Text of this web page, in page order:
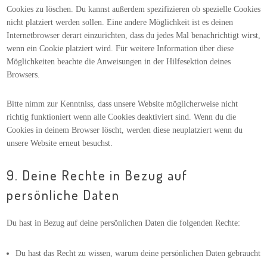
Cookies zu löschen. Du kannst außerdem spezifizieren ob spezielle Cookies
nicht platziert werden sollen. Eine andere Möglichkeit ist es deinen
Internetbrowser derart einzurichten, dass du jedes Mal benachrichtigt wirst,
wenn ein Cookie platziert wird. Für weitere Information über diese
Möglichkeiten beachte die Anweisungen in der Hilfesektion deines
Browsers.
Bitte nimm zur Kenntniss, dass unsere Website möglicherweise nicht
richtig funktioniert wenn alle Cookies deaktiviert sind. Wenn du die
Cookies in deinem Browser löscht, werden diese neuplatziert wenn du
unsere Website erneut besuchst.
9. Deine Rechte in Bezug auf
persönliche Daten
Du hast in Bezug auf deine persönlichen Daten die folgenden Rechte:
Du hast das Recht zu wissen, warum deine persönlichen Daten gebraucht